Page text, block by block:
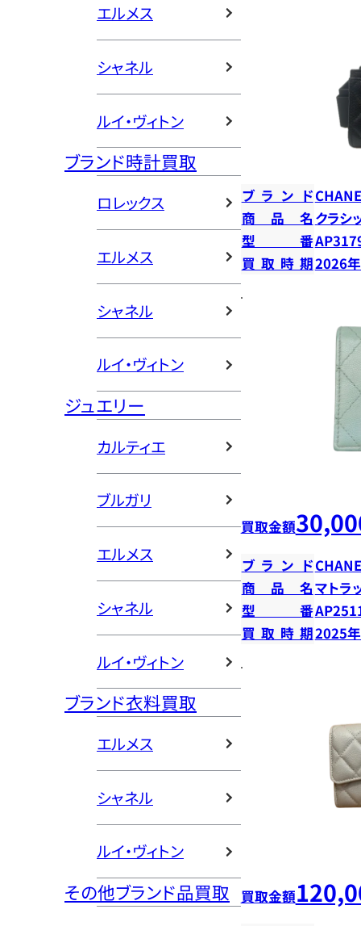
エルメス
シャネル
ルイ・ヴィトン
ブランド時計買取
ロレックス
エルメス
シャネル
ルイ・ヴィトン
ジュエリー
カルティエ
ブルガリ
エルメス
シャネル
ルイ・ヴィトン
ブランド衣料買取
エルメス
シャネル
ルイ・ヴィトン
その他ブランド品買取
ブランド
商品名 クラシ
型番
買取時期2026
買取金額
ブランド
商品名マトラ
型番
買取時期2025
買取金額